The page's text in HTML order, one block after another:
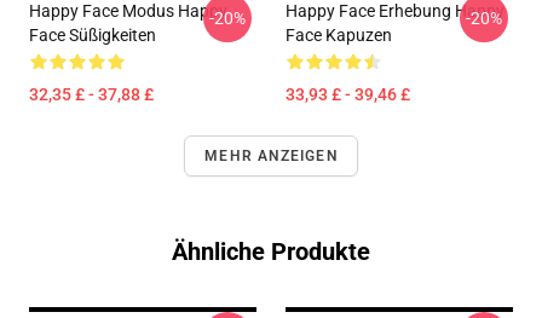
Happy Face Modus Happy
Face Süßigkeiten
32,35 £ - 37,88 £
-20%
Happy Face Erhebung Happy
Face Kapuzen
33,93 £ - 39,46 £
-20%
MEHR ANZEIGEN
Ähnliche Produkte